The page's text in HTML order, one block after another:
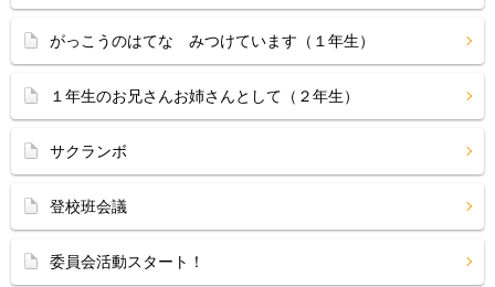
がっこうのはてな みつけています（１年生）
１年生のお兄さんお姉さんとして（２年生）
サクランボ
登校班会議
委員会活動スタート！